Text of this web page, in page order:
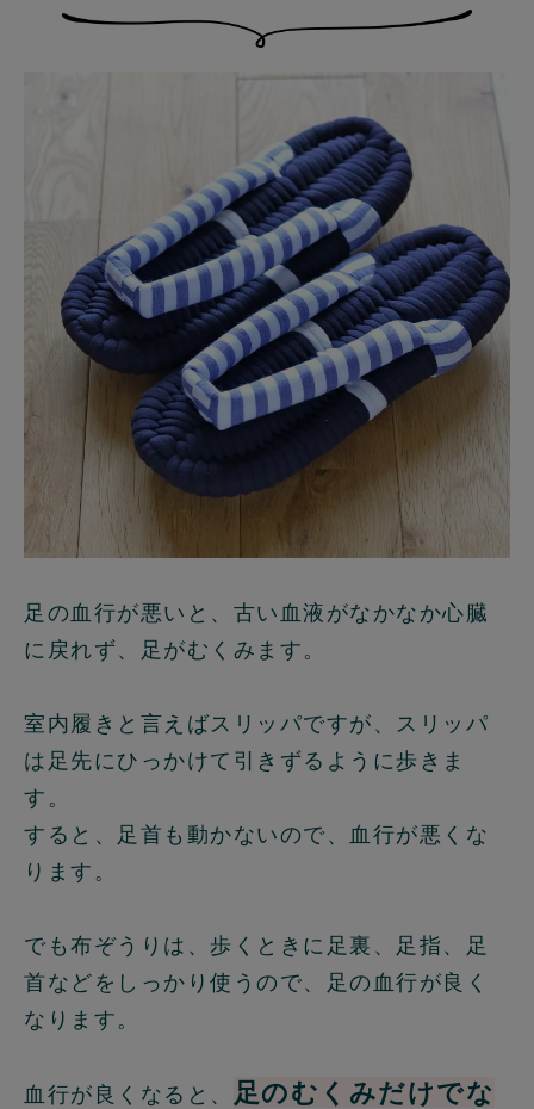
足の血行が悪いと、古い血液がなかなか心臓
に戻れず、足がむくみます。
室内履きと言えばスリッパですが、スリッパ
は足先にひっかけて引きずるように歩きま
す。
すると、足首も動かないので、血行が悪くな
ります。
でも布ぞうりは、歩くときに足裏、足指、足
首などをしっかり使うので、足の血行が良く
なります。
血行が良くなると、
足のむくみだけでな